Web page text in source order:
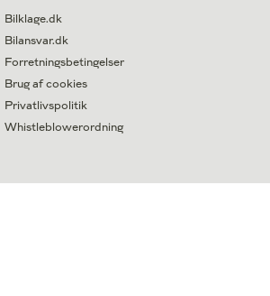
Bilklage.dk
Bilansvar.dk
Forretningsbetingelser
Brug af cookies
Privatlivspolitik
Whistleblowerordning